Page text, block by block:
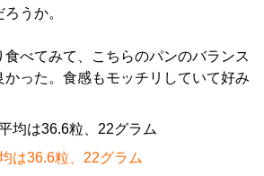
うか。
べてみて、こちらのパンのバランス
かった。食感もモッチリしていて好み
は36.6粒、22グラム